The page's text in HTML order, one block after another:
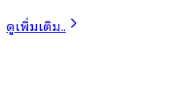
ดูเพิ่มเติม..